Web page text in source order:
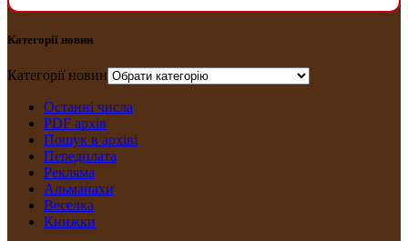
Категорії новин
Категорії новин
Останні числа
PDF архів
Пошук в архіві
Передплата
Рекляма
Альманахи
Веселка
Книжки